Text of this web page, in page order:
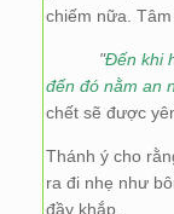
chiếm nữa.
"Đến khi
đến đó nằm an
chết sẽ được
Thánh ý cho
ra đi nhẹ như
đầy khắp.